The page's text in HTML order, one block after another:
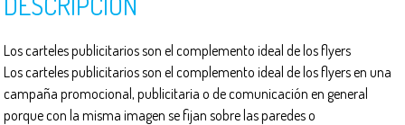
Los carteles publicitarios son el complemento ideal de los flyers
Los carteles publicitarios son el complemento ideal de los flyers en una
campaña promocional, publicitaria o de comunicación en general
porque con la misma imagen se fijan sobre las paredes o